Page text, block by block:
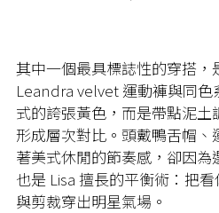
其中一個最具標誌性的穿搭，
Leandra velvet 運動褲與同色
式的誇張黃色，而是帶點泥
形成層次對比。頭戴鴨舌帽
著美式休閒的節奏感，卻因
也是 Lisa 擅長的平衡術：把
與剪裁穿出明星氣場。